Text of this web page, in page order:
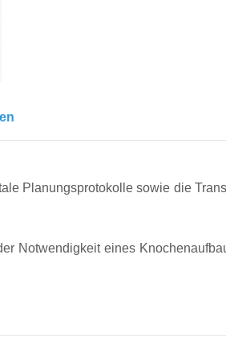
Planungsprotokolle sowie die
Notwendigkeit eines